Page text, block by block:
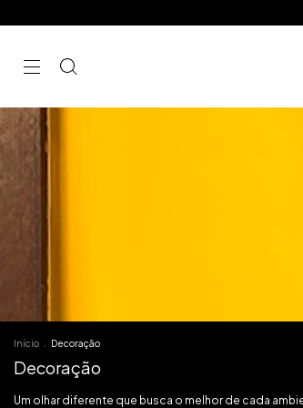
Início Decoração
Decoração
Um olhar diferente que busca o melhor de cada